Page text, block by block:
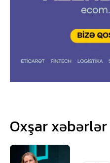
Oxşar xəbərlər